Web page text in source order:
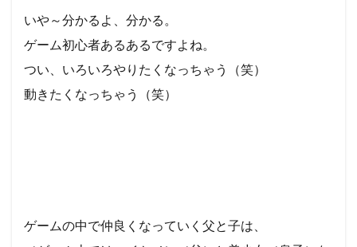
いや～分かるよ、分かる。
ゲーム初心者あるあるですよね。
つい、いろいろやりたくなっちゃう（笑）
動きたくなっちゃう（笑）
ゲームの中で仲良くなっていく父と子は、